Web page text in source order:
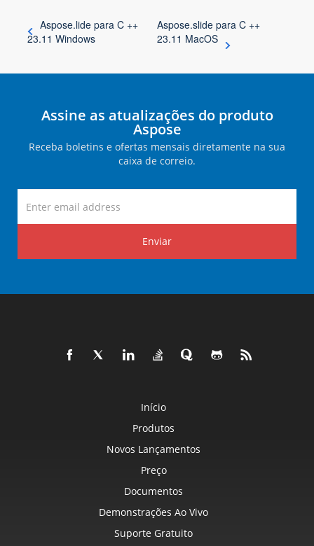
Aspose.lide para C ++
23.11 Windows
Aspose.slide para C ++
23.11 MacOS
Assine as atualizações do produto
Aspose
Receba boletins e ofertas mensais diretamente na sua
caixa de correio.
Enviar
Início
Produtos
Novos Lançamentos
Preço
Documentos
Demonstrações Ao Vivo
Suporte Gratuito